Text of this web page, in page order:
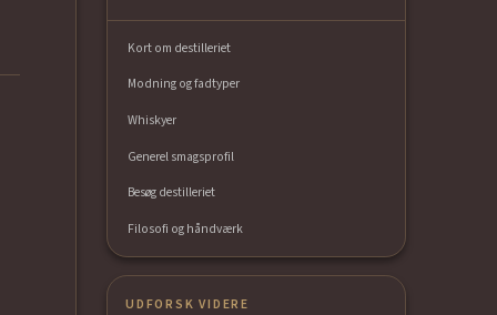
Kort om destilleriet
Modning og fadtyper
Whiskyer
Generel smagsprofil
Besøg destilleriet
Filosofi og håndværk
UDFORSK VIDERE